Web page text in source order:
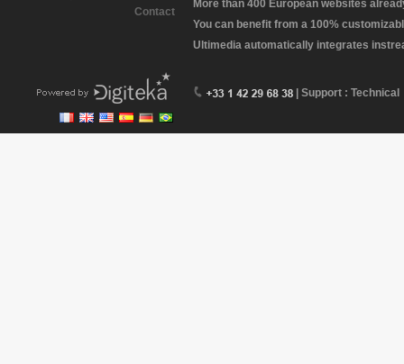
Contact
More than 400 European websites
You can benefit from a 100%
Ultimedia automatically integrates
| Support : Technical